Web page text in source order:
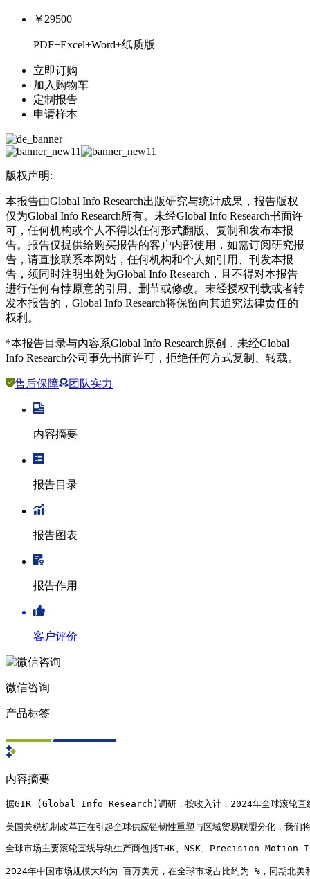
￥29500
PDF+Excel+Word+纸质版
立即订购
加入购物车
定制报告
申请样本
版权声明:
本报告由Global Info Research出版研究与统计成果，报告版权
仅为Global Info Research所有。未经Global Info Research书面许
可，任何机构或个人不得以任何形式翻版、复制和发布本报
告。报告仅提供给购买报告的客户内部使用，如需订阅研究报
告，请直接联系本网站，任何机构和个人如引用、刊发本报
告，须同时注明出处为Global Info Research，且不得对本报告
进行任何有悖原意的引用、删节或修改。未经授权刊载或者转
发本报告的，Global Info Research将保留向其追究法律责任的
权利。
*本报告目录与内容系Global Info Research原创，未经Global
Info Research公司事先书面许可，拒绝任何方式复制、转载。
售后保障 团队实力
内容摘要
报告目录
报告图表
报告作用
客户评价
微信咨询
产品标签
内容摘要
据GIR (Global Info Research)调研，按收入计，2024年全球滚轮直线
美国关税机制改革正在引起全球供应链韧性重塑与区域贸易联盟分化，我
全球市场主要滚轮直线导轨生产商包括THK、NSK、Precision
2024年中国市场规模大约为 百万美元，在全球市场占比约为 %，同期北美